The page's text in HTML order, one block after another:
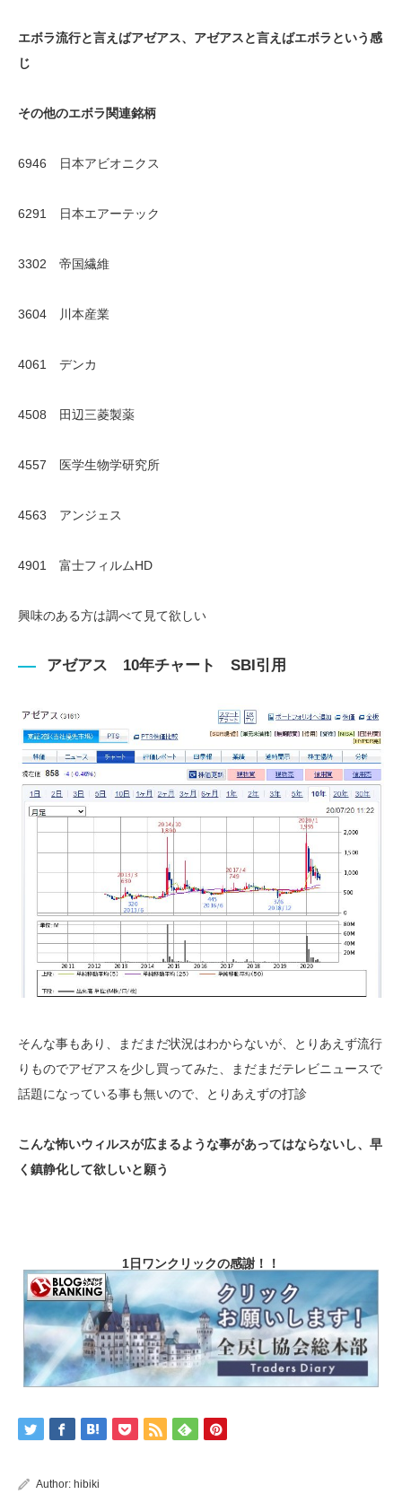
エボラ流行と言えばアゼアス、アゼアスと言えばエボラという感
じ
その他のエボラ関連銘柄
6946 日本アビオニクス
6291 日本エアーテック
3302 帝国繊維
3604 川本産業
4061 デンカ
4508 田辺三菱製薬
4557 医学生物学研究所
4563 アンジェス
4901 富士フィルムHD
興味のある方は調べて見て欲しい
アゼアス 10年チャート SBI引用
そんな事もあり、まだまだ状況はわからないが、とりあえず流行
りものでアゼアスを少し買ってみた、まだまだテレビニュースで
話題になっている事も無いので、とりあえずの打診
こんな怖いウィルスが広まるような事があってはならないし、早
く鎮静化して欲しいと願う
1日ワンクリックの感謝！！
Author: hibiki